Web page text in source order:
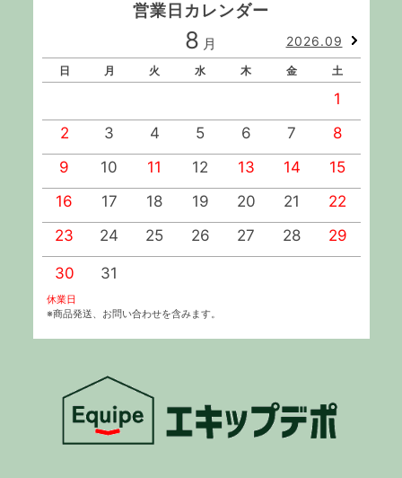
営業日カレンダー
8 月 2026.09
日 月 火 水 木 金 土
1
2
3 4 5 6 7
8
9
10 11 12 13 14
15
16
17 18 19 20 21
22
23
24 25 26 27 28 29
30 31
休業日
※商品発送、お問い合わせを含みます。